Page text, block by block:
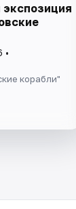
•
корабли"